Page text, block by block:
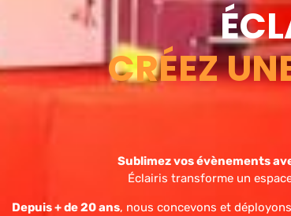
CRÉEZ
Sublimez vos évènements
Éclairis transforme un
Depuis + de 20 ans, nous concevons et